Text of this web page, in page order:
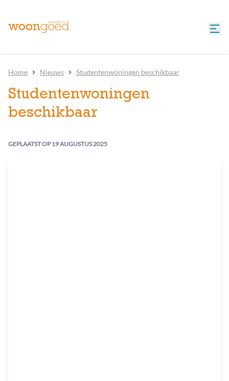
Home Nieuws Studentenwoningen beschikbaar
Studentenwoningen
beschikbaar
GEPLAATST OP 19 AUGUSTUS 2025